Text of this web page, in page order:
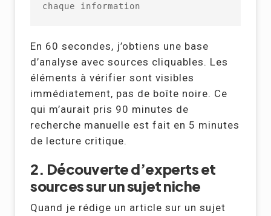
chaque information
En 60 secondes, j’obtiens une base
d’analyse avec sources cliquables. Les
éléments à vérifier sont visibles
immédiatement, pas de boîte noire. Ce
qui m’aurait pris 90 minutes de
recherche manuelle est fait en 5 minutes
de lecture critique.
2. Découverte d’experts et
sources sur un sujet niche
Quand je rédige un article sur un sujet